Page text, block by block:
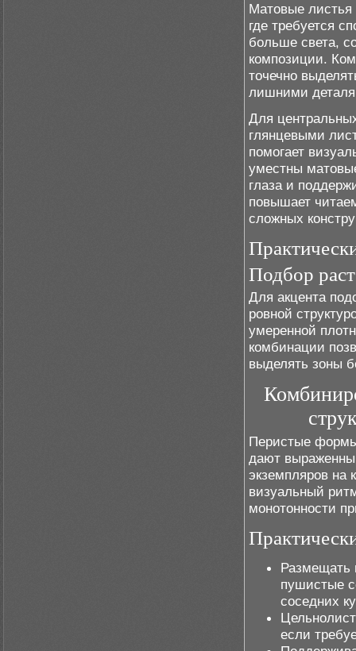
Матовые листья
где требуется
больше света,
композиции.
точечно
лишними
Для
глянцевыми
помогает
уместны
глаза и
повышает
сложных
Подбор
Для акцента
ровной
умеренной
комбинации
выделять зоны
Перистые
дают
экземпляров на
визуальный
монотонности
Размещать
пушистые
соседних
если